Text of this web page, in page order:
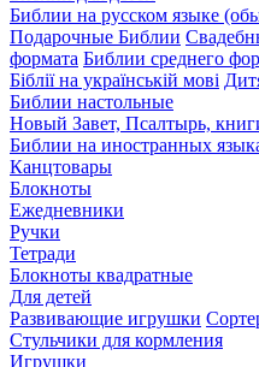
Библии на русском языке
Подарочные Библии
формата Библии среднего
Біблії на українській мові
Библии настольные
Новый Завет, Псалтырь,
Библии на иностранных
Канцтовары
Блокноты
Ежедневники
Ручки
Тетради
Блокноты квадратные
Для детей
Развивающие игрушки
Стульчики для кормления
Игрушки